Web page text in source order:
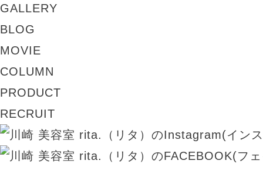
GALLERY
BLOG
MOVIE
COLUMN
PRODUCT
RECRUIT